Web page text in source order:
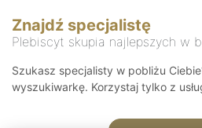
Znajdź specjalistę
Plebiscyt skupia najlepszych w
Szukasz specjalisty w pobliżu
wyszukiwarkę. Korzystaj tylko z